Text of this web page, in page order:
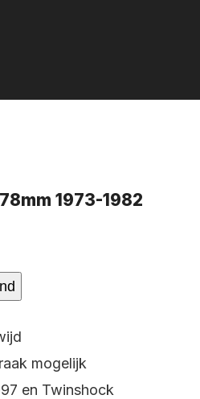
1973-1982
mogelijk
en Twinshock